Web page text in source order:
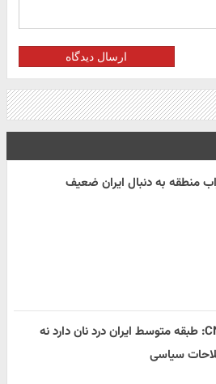
ارسال دیدگاه
منطقه به دنبال ایران ضعیف
CNN: طبقه متوسط ایران درد نان دارد نه
سیاسی